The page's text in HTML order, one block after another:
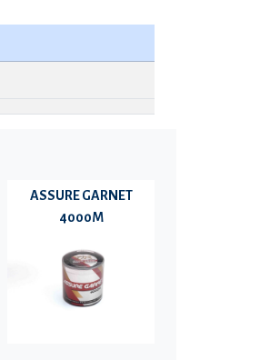
ASSURE GARNET
4000M